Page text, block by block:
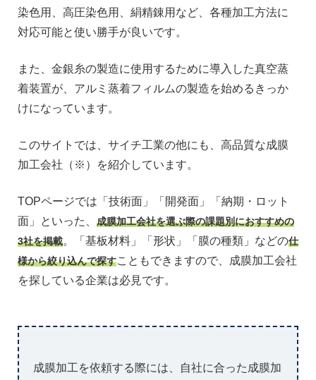
染色用、高圧染色用、絹精錬用など、各種加工方法に
対応可能と使い勝手が良いです。
また、金銀糸の製造に使用するために導入した真空蒸
着装置が、アルミ蒸着フィルムの製造を始めるきっか
けになっています。
このサイトでは、サイチ工業の他にも、高品質な成膜
加工会社（※）を紹介しています。
TOPページでは「技術面」「開発面」「納期・ロット
面」といった、 成膜加工会社を選ぶ際の課題別におすすめの
3社を掲載。「基板材料」「形状」「膜の種類」などの仕
様から絞り込んで探すこともできますので、成膜加工会社
を探している企業は必見です。
成膜加工を依頼する際には、自社に合った成膜加